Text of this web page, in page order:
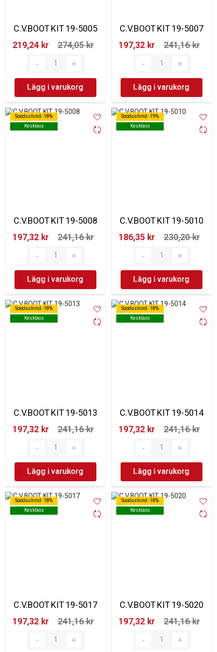
C.V.BOOT KIT 19-5005
219,24 kr‎
274,05 kr‎
Lägg i varukorg
C.V.BOOT KIT 19-5007
197,32 kr‎
241,16 kr‎
Lägg i varukorg
Soodushind -18%
Kesklaos
Soodushind -18%
Kesklaos
C.V.BOOT KIT 19-5008
197,32 kr‎
241,16 kr‎
Lägg i varukorg
Soodushind -19%
Kesklaos
Soodushind -19%
Kesklaos
C.V.BOOT KIT 19-5010
186,35 kr‎
230,20 kr‎
Lägg i varukorg
Soodushind -18%
Kesklaos
Soodushind -18%
Kesklaos
C.V.BOOT KIT 19-5013
197,32 kr‎
241,16 kr‎
Lägg i varukorg
Soodushind -18%
Kesklaos
Soodushind -18%
Kesklaos
C.V.BOOT KIT 19-5014
197,32 kr‎
241,16 kr‎
Lägg i varukorg
Soodushind -18%
Kesklaos
Soodushind -18%
Kesklaos
C.V.BOOT KIT 19-5017
197,32 kr‎
241,16 kr‎
Soodushind -18%
Kesklaos
Soodushind -18%
Kesklaos
C.V.BOOT KIT 19-5020
197,32 kr‎
241,16 kr‎